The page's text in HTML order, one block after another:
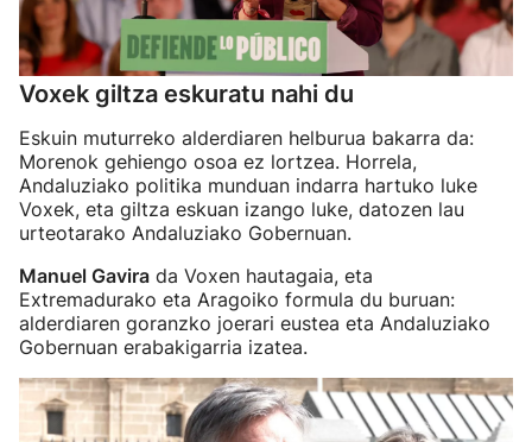
Voxek giltza eskuratu nahi du
Eskuin muturreko alderdiaren helburua bakarra da:
Morenok gehiengo osoa ez lortzea. Horrela,
Andaluziako politika munduan indarra hartuko luke
Voxek, eta giltza eskuan izango luke, datozen lau
urteotarako Andaluziako Gobernuan.
Manuel Gavira da Voxen hautagaia, eta
Extremadurako eta Aragoiko formula du buruan:
alderdiaren goranzko joerari eustea eta Andaluziako
Gobernuan erabakigarria izatea.